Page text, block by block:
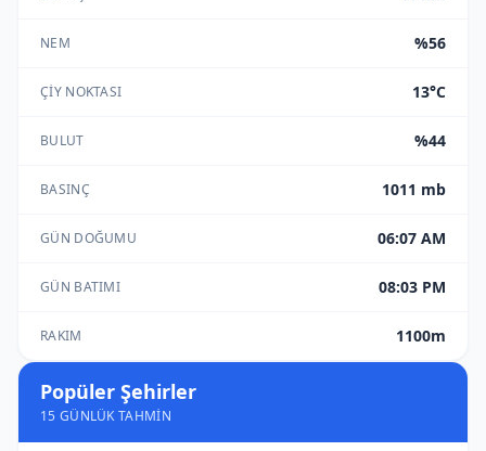
NEM %56
ÇIY NOKTASI 13°C
BULUT %44
BASINÇ 1011 mb
GÜN DOĞUMU 06:07 AM
GÜN BATIMI 08:03 PM
RAKIM 1100m
Popüler Şehirler
15 GÜNLÜK TAHMIN